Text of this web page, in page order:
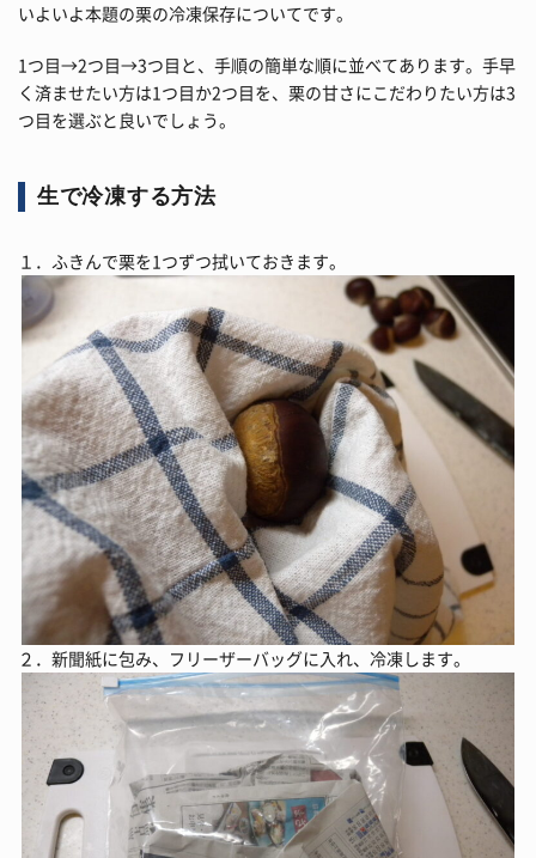
いよいよ本題の栗の冷凍保存についてです。
1つ目→2つ目→3つ目と、手順の簡単な順に並べてあります。手早
く済ませたい方は1つ目か2つ目を、栗の甘さにこだわりたい方は3
つ目を選ぶと良いでしょう。
生で冷凍する方法
１．ふきんで栗を1つずつ拭いておきます。
２．新聞紙に包み、フリーザーバッグに入れ、冷凍します。